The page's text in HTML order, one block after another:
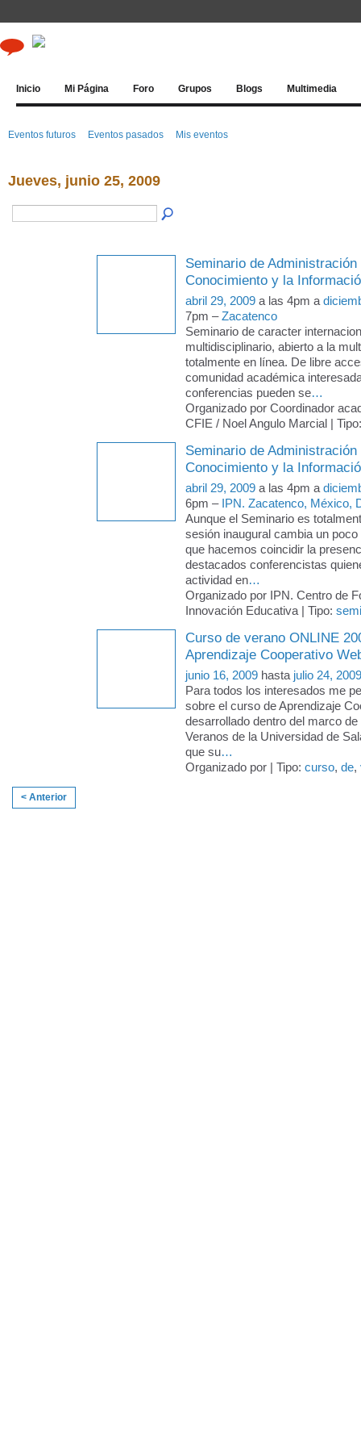
Inicio Mi Página Foro Grupos Blogs Multimedia
Eventos futuros Eventos pasados Mis eventos
Jueves, junio 25, 2009
Seminario de Administración
Conocimiento y la
abril 29, 2009 a las 4pm a
7pm –Zacatenco
Seminario de caracter
multidisciplinario, abierto a la
totalmente en línea. De libre
comunidad académica
conferencias pueden se…
Organizado por Coordinador
CFIE / Noel Angulo Marcial |
Seminario de Administración
Conocimiento y la
abril 29, 2009 a las 4pm a
6pm – IPN. Zacatenco, México,
Aunque el Seminario es
sesión inaugural cambia un
que hacemos coincidir la
destacados conferencistas
actividad en…
Organizado por IPN. Centro de
Innovación Educativa | Tipo:
Curso de verano ONLINE
Aprendizaje Cooperativo
junio 16, 2009 hasta julio 24, 2009
Para todos los interesados me
sobre el curso de Aprendizaje
desarrollado dentro del marco
Veranos de la Universidad de
que su…
Organizado por | Tipo: curso, de,
< Anterior